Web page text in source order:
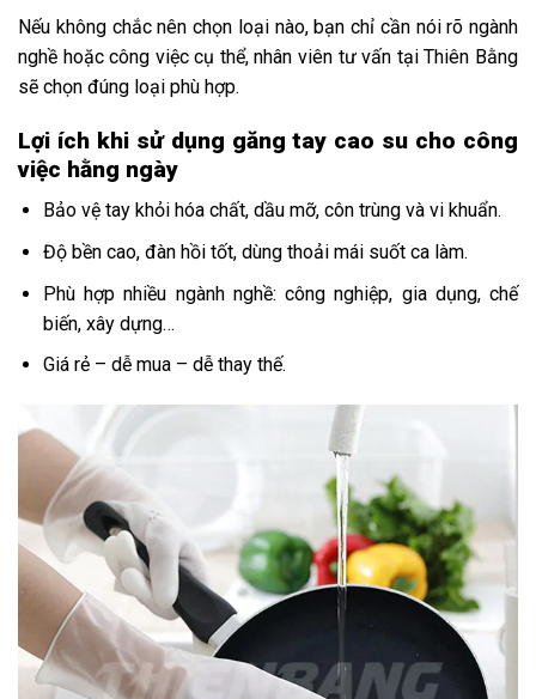
Nếu không chắc nên chọn loại nào, bạn chỉ cần nói rõ ngành
nghề hoặc công việc cụ thể, nhân viên tư vấn tại Thiên Bằng
sẽ chọn đúng loại phù hợp.
Lợi ích khi sử dụng găng tay cao su cho công
việc hằng ngày
Bảo vệ tay khỏi hóa chất, dầu mỡ, côn trùng và vi khuẩn.
Độ bền cao, đàn hồi tốt, dùng thoải mái suốt ca làm.
Phù hợp nhiều ngành nghề: công nghiệp, gia dụng, chế
biến, xây dựng…
Giá rẻ – dễ mua – dễ thay thế.